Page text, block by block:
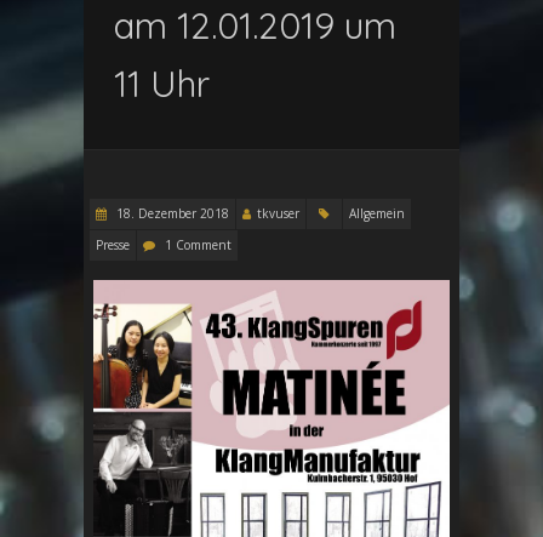
am 12.01.2019 um
11 Uhr
18. Dezember 2018 tkvuser
Allgemein
Presse
1 Comment